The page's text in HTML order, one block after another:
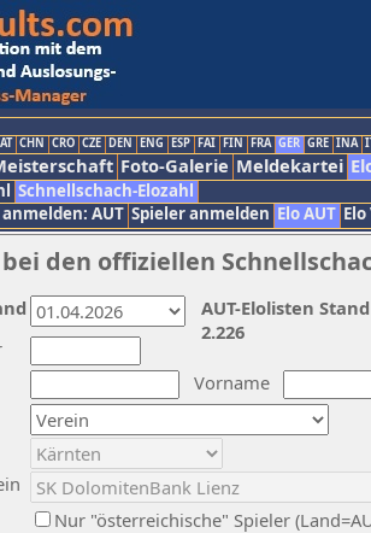
CHN CRO CZE DEN ENG ESP FAI FIN FRA GER GRE INA
Foto-Galerie Meldekartei
Schnellschach-Elozahl
AUT Spieler anmelden Elo AUT
den offiziellen
Vorname
Nur "österreichische" Spieler
AUT-Elolisten
2.226